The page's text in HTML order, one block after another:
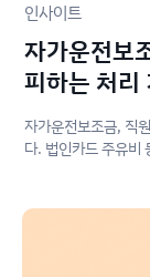
인사이트
자가운전보
피하는 처리
자가운전보조금, 직
다. 법인카드 주유비